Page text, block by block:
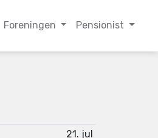
Foreningen Pensionist
21. jul